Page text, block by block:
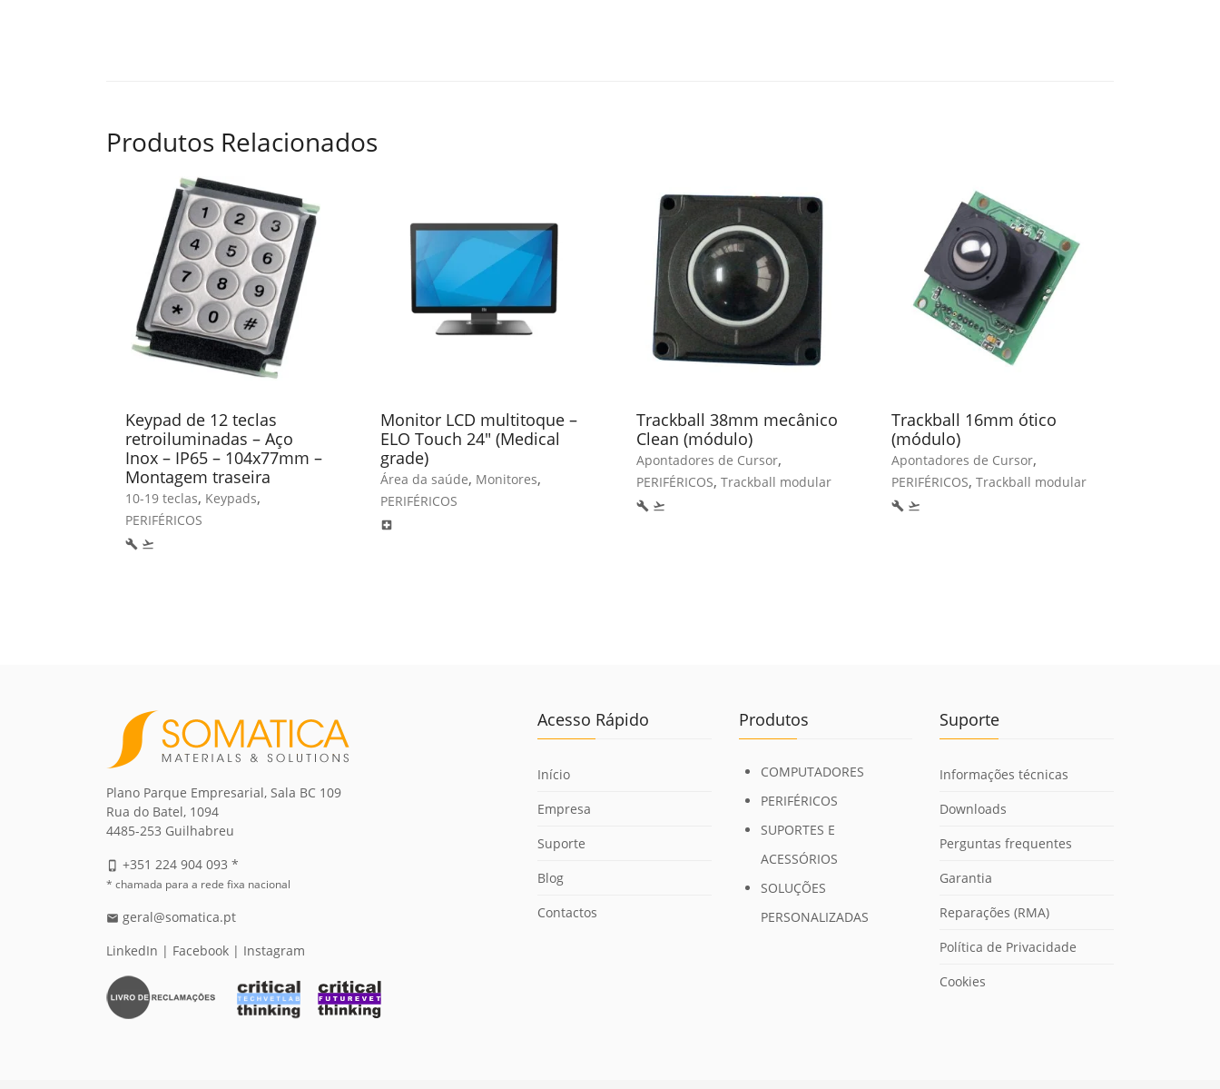
Produtos Relacionados
Keypad de 12 teclas
retroiluminadas – Aço
Inox – IP65 – 104x77mm –
Montagem traseira
10-19 teclas, Keypads,
PERIFÉRICOS
build flight_takeoff
Monitor LCD multitoque –
ELO Touch 24″ (Medical
grade)
Área da saúde, Monitores,
PERIFÉRICOS
local_hospital
Trackball 38mm mecânico
Clean (módulo)
Apontadores de Cursor,
PERIFÉRICOS, Trackball modular
build flight_takeoff
Trackball 16mm ótico
(módulo)
Apontadores de Cursor,
PERIFÉRICOS, Trackball modular
build flight_takeoff
Plano Parque Empresarial, Sala BC 109
Rua do Batel, 1094
4485-253 Guilhabreu
phone_iphone +351 224 904 093 *
* chamada para a rede fixa nacional
email geral@somatica.pt
LinkedIn | Facebook | Instagram
Acesso Rápido
Início
Empresa
Suporte
Blog
Contactos
Produtos
COMPUTADORES
PERIFÉRICOS
SUPORTES E
ACESSÓRIOS
SOLUÇÕES
PERSONALIZADAS
Suporte
Informações técnicas
Downloads
Perguntas frequentes
Garantia
Reparações (RMA)
Política de Privacidade
Cookies